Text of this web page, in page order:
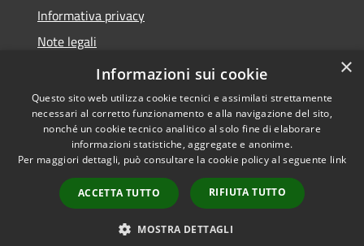
Informativa privacy
Note legali
Dichiarazione di accessibilità
Accessibilità
Copyright © 2026 • Comune di
Brenzone sul Garda • Powered
byMunicipium
Accesso
redazione
×
Informazioni sui cookie
Questo sito web utilizza cookie tecnici e assimilati strettamente
necessari al corretto funzionamento e alla navigazione del sito,
nonché un cookie tecnico analitico al solo fine di elaborare
informazioni statistiche, aggregate e anonime.
Per maggiori dettagli, può consultare la cookie policy al seguente link
ACCETTA TUTTO RIFIUTA TUTTO
MOSTRA DETTAGLI